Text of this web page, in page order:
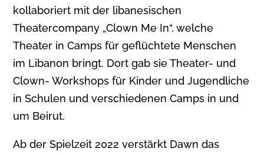
kollaboriert mit der libanesischen
Theatercompany „Clown Me In“, welche
Theater in Camps für geflüchtete Menschen
im Libanon bringt. Dort gab sie Theater- und
Clown- Workshops für Kinder und Jugendliche
in Schulen und verschiedenen Camps in und
um Beirut.
Ab der Spielzeit 2022 verstärkt Dawn das